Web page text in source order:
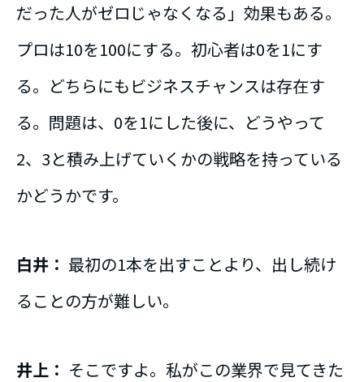
だった人がゼロじゃなくなる」効果もある。
プロは10を100にする。初心者は0を1にす
る。どちらにもビジネスチャンスは存在す
る。問題は、0を1にした後に、どうやって
2、3と積み上げていくかの戦略を持っている
かどうかです。
白井： 最初の1本を出すことより、出し続け
ることの方が難しい。
井上： そこですよ。私がこの業界で見てきた